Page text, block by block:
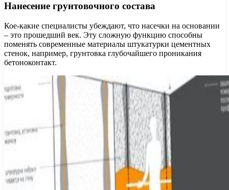
Нанесение грунтовочного состава
Кое-какие специалисты убеждают, что насечки на основании
– это прошедший век. Эту сложную функцию способны
поменять современные материалы штукатурки цементных
стенок, например, грунтовка глубочайшего проникания
бетоноконтакт.